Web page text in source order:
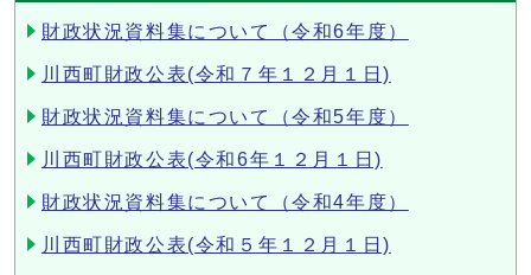
財政状況資料集について（令和6年度）
川西町財政公表(令和７年１２月１日)
財政状況資料集について（令和5年度）
川西町財政公表(令和6年１２月１日)
財政状況資料集について（令和4年度）
川西町財政公表(令和５年１２月１日)